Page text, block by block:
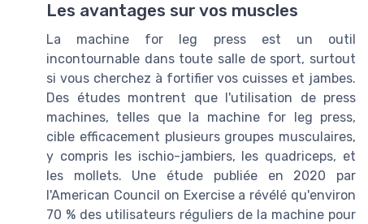
Les avantages sur vos muscles
La machine for leg press est un outil
incontournable dans toute salle de sport, surtout
si vous cherchez à fortifier vos cuisses et jambes.
Des études montrent que l'utilisation de press
machines, telles que la machine for leg press,
cible efficacement plusieurs groupes musculaires,
y compris les ischio-jambiers, les quadriceps, et
les mollets. Une étude publiée en 2020 par
l'American Council on Exercise a révélé qu'environ
70 % des utilisateurs réguliers de la machine pour